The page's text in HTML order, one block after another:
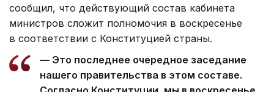
сообщил, что действующий состав кабинета
министров сложит полномочия в воскресенье
в соответствии с Конституцией страны.
— Это последнее очередное заседание
нашего правительства в этом составе.